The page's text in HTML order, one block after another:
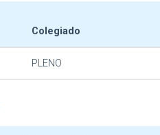
Colegiado
PLENO